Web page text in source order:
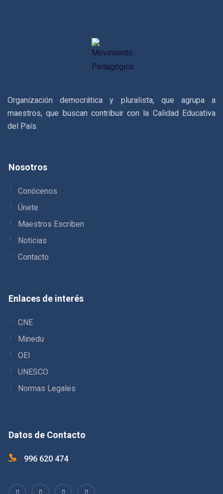
Organización democrática y pluralista, que agrupa a
maestros, que buscan contribuir con la Calidad Educativa
del País.
Nosotros
Conócenos
Únete
Maestros Escriben
Noticias
Contacto
Enlaces de interés
CNE
Minedu
OEI
UNESCO
Normas Legales
Datos de Contacto
996 620 474